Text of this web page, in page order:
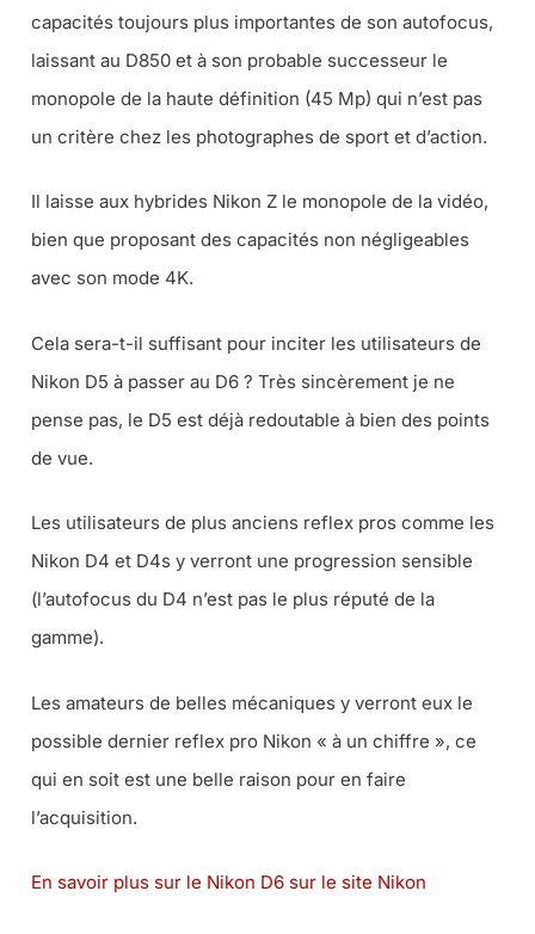
capacités toujours plus importantes de son autofocus,
laissant au D850 et à son probable successeur le
monopole de la haute définition (45 Mp) qui n’est pas
un critère chez les photographes de sport et d’action.
Il laisse aux hybrides Nikon Z le monopole de la vidéo,
bien que proposant des capacités non négligeables
avec son mode 4K.
Cela sera-t-il suffisant pour inciter les utilisateurs de
Nikon D5 à passer au D6 ? Très sincèrement je ne
pense pas, le D5 est déjà redoutable à bien des points
de vue.
Les utilisateurs de plus anciens reflex pros comme les
Nikon D4 et D4s y verront une progression sensible
(l’autofocus du D4 n’est pas le plus réputé de la
gamme).
Les amateurs de belles mécaniques y verront eux le
possible dernier reflex pro Nikon « à un chiffre », ce
qui en soit est une belle raison pour en faire
l’acquisition.
En savoir plus sur le Nikon D6 sur le site Nikon